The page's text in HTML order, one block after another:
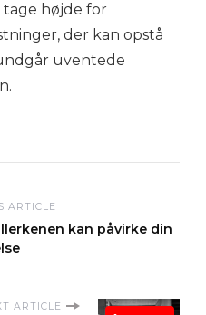
højde for
der kan opstå
uventede
ARTICLE
kan påvirke din
ARTICLE